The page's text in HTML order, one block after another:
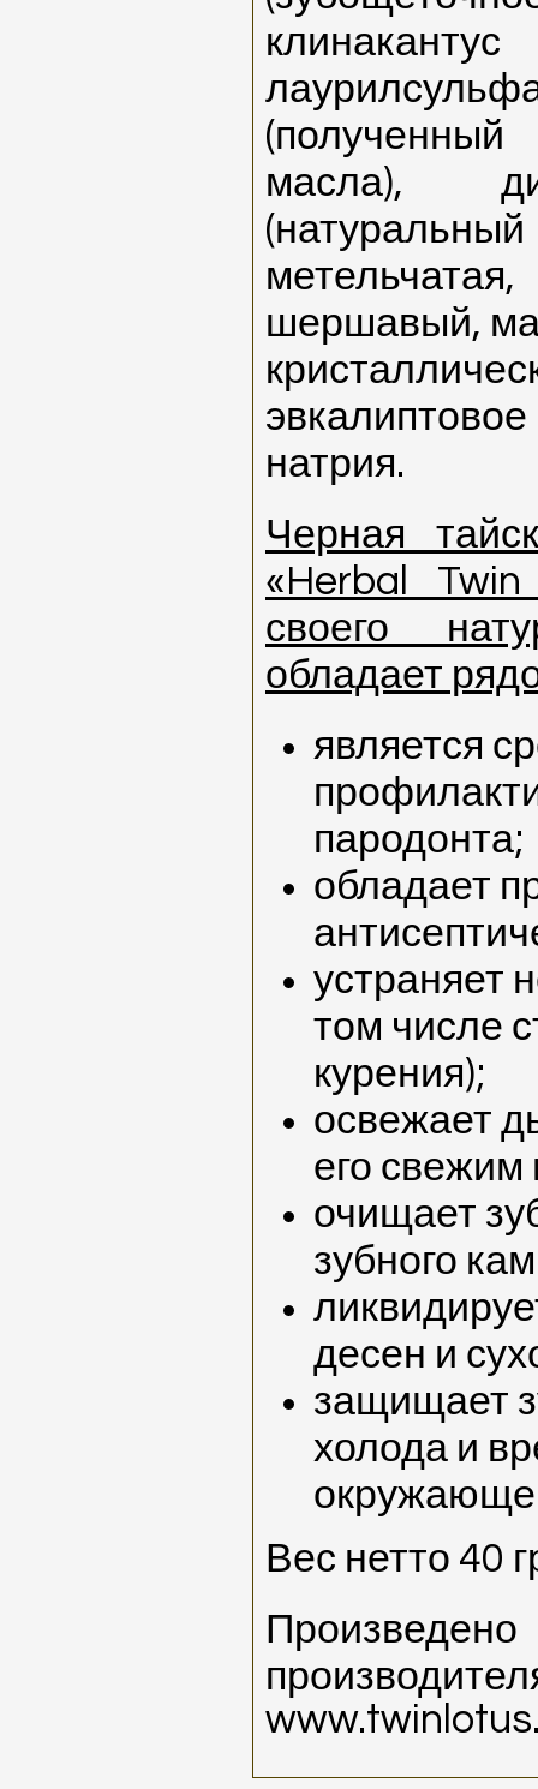
масла),
шершавый,
натрия.
Черная
«Herbal
своего
обладает
является
пародонта;
обладает
устраняет
том числе
курения);
освежает
его
очищает
зубного
десен и
защищает
холода и
Вес нетто 40